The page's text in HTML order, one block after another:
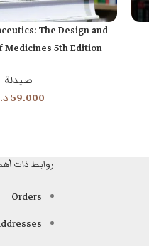
إضافة إلى السلة
The Design and
Medicines 5th Edition
صيدلة
59.000
روابط ذات
Orders